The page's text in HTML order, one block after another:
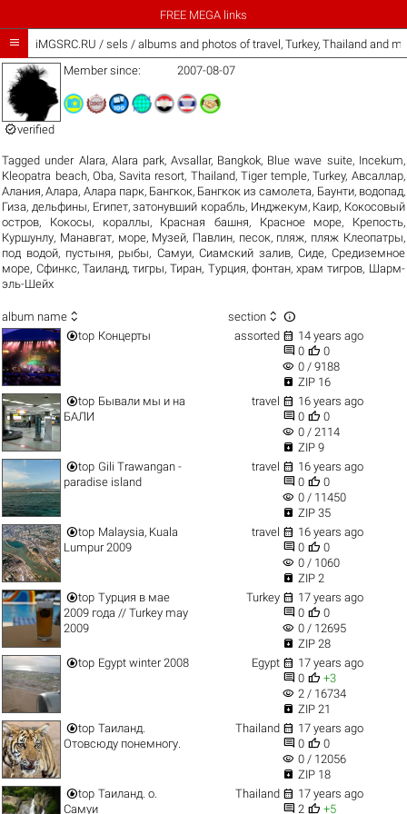
FREE MEGA links
 iMGSRC.RU / sels / albums and photos of travel, Turkey, Thailand and
verified
Member since: 2007-08-07
Tagged under Alara, Alara park,Avsallar, Bangkok, Blue wave suite, Incekum,
Kleopatra beach, Oba,Savita resort, Thailand, Tiger temple,Turkey, Авсаллар,
Алания,Алара, Алара парк, Бангкок, Бангкок из самолета, Баунти, водопад,
Гиза, дельфины, Египет,затонувший корабль, Инджекум, Каир, Кокосовый
остров, Кокосы, кораллы, Красная башня, Красное море, Крепость,
Куршунлу, Манавгат, море, Музей, Павлин, песок, пляж, пляж Клеопатры,
под водой, пустыня, рыбы, Самуи, Сиамский залив, Сиде, Средиземное
море, Сфинкс, Таиланд,тигры,Тиран, Турция, фонтан,храм тигров, Шарм-
эль-Шейх
album name  section  
top Концерты assorted  14 years ago
 0  0
visibility 0 / 9188
 ZIP 16
top Бывали мы и на
БАЛИ
travel  16 years ago
 0  0
visibility 0 / 2114
 ZIP 9
top Gili Trawangan -
paradise island
travel  16 years ago
 0  0
visibility 0 / 11450
 ZIP 35
top Malaysia, Kuala
Lumpur 2009
travel  16 years ago
 0  0
visibility 0 / 1060
 ZIP 2
top Турция в мае
2009 года // Turkey may
2009
Turkey  17 years ago
 0  0
visibility 0 / 12695
 ZIP 28
top Egypt winter 2008 Egypt  17 years ago
 0  +3
visibility 2 / 16734
 ZIP 21
top Таиланд.
Отовсюду понемногу.
Thailand  17 years ago
 0  0
visibility 0 / 12056
 ZIP 18
top Таиланд. о.
Самуи
Thailand  17 years ago
 2  +5